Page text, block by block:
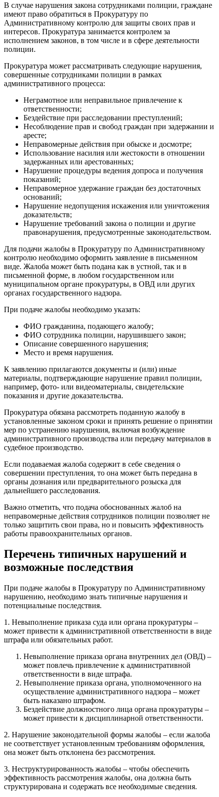
В случае нарушения закона сотрудниками полиции, граждане
имеют право обратиться в Прокуратуру по
Административному контролю для защиты своих прав и
интересов. Прокуратура занимается контролем за
исполнением законов, в том числе и в сфере деятельности
полиции.
Прокуратура может рассматривать следующие нарушения,
совершенные сотрудниками полиции в рамках
административного процесса:
Неграмотное или неправильное привлечение к
ответственности;
Бездействие при расследовании преступлений;
Несоблюдение прав и свобод граждан при задержании и
аресте;
Неправомерные действия при обыске и досмотре;
Использование насилия или жестокости в отношении
задержанных или арестованных;
Нарушение процедуры ведения допроса и получения
показаний;
Неправомерное удержание граждан без достаточных
оснований;
Нарушение недопущения искажения или уничтожения
доказательств;
Нарушение требований закона о полиции и другие
правонарушения, предусмотренные законодательством.
Для подачи жалобы в Прокуратуру по Административному
контролю необходимо оформить заявление в письменном
виде. Жалоба может быть подана как в устной, так и в
письменной форме, в любом государственном или
муниципальном органе прокуратуры, в ОВД или других
органах государственного надзора.
При подаче жалобы необходимо указать:
ФИО гражданина, подающего жалобу;
ФИО сотрудника полиции, нарушившего закон;
Описание совершенного нарушения;
Место и время нарушения.
К заявлению прилагаются документы и (или) иные
материалы, подтверждающие нарушение правил полиции,
например, фото- или видеоматериалы, свидетельские
показания и другие доказательства.
Прокуратура обязана рассмотреть поданную жалобу в
установленные законом сроки и принять решение о принятии
мер по устранению нарушения, включая возбуждение
административного производства или передачу материалов в
судебное производство.
Если подаваемая жалоба содержит в себе сведения о
совершении преступления, то она может быть передана в
органы дознания или предварительного розыска для
дальнейшего расследования.
Важно отметить, что подача обоснованных жалоб на
неправомерные действия сотрудников полиции позволяет не
только защитить свои права, но и повысить эффективность
работы правоохранительных органов.
Перечень типичных нарушений и
возможные последствия
При подаче жалобы в Прокуратуру по Административному
нарушению, необходимо знать типичные нарушения и
потенциальные последствия.
1. Невыполнение приказа суда или органа прокуратуры –
может привести к административной ответственности в виде
штрафа или обязательных работ.
Невыполнение приказа органа внутренних дел (ОВД) –
может повлечь привлечение к административной
ответственности в виде штрафа.
Невыполнение приказа органа, уполномоченного на
осуществление административного надзора – может
быть наказано штрафом.
Бездействие должностного лица органа прокуратуры –
может привести к дисциплинарной ответственности.
2. Нарушение законодательной формы жалобы – если жалоба
не соответствует установленным требованиям оформления,
она может быть отклонена без рассмотрения.
3. Неструктурированность жалобы – чтобы обеспечить
эффективность рассмотрения жалобы, она должна быть
структурирована и содержать все необходимые сведения.